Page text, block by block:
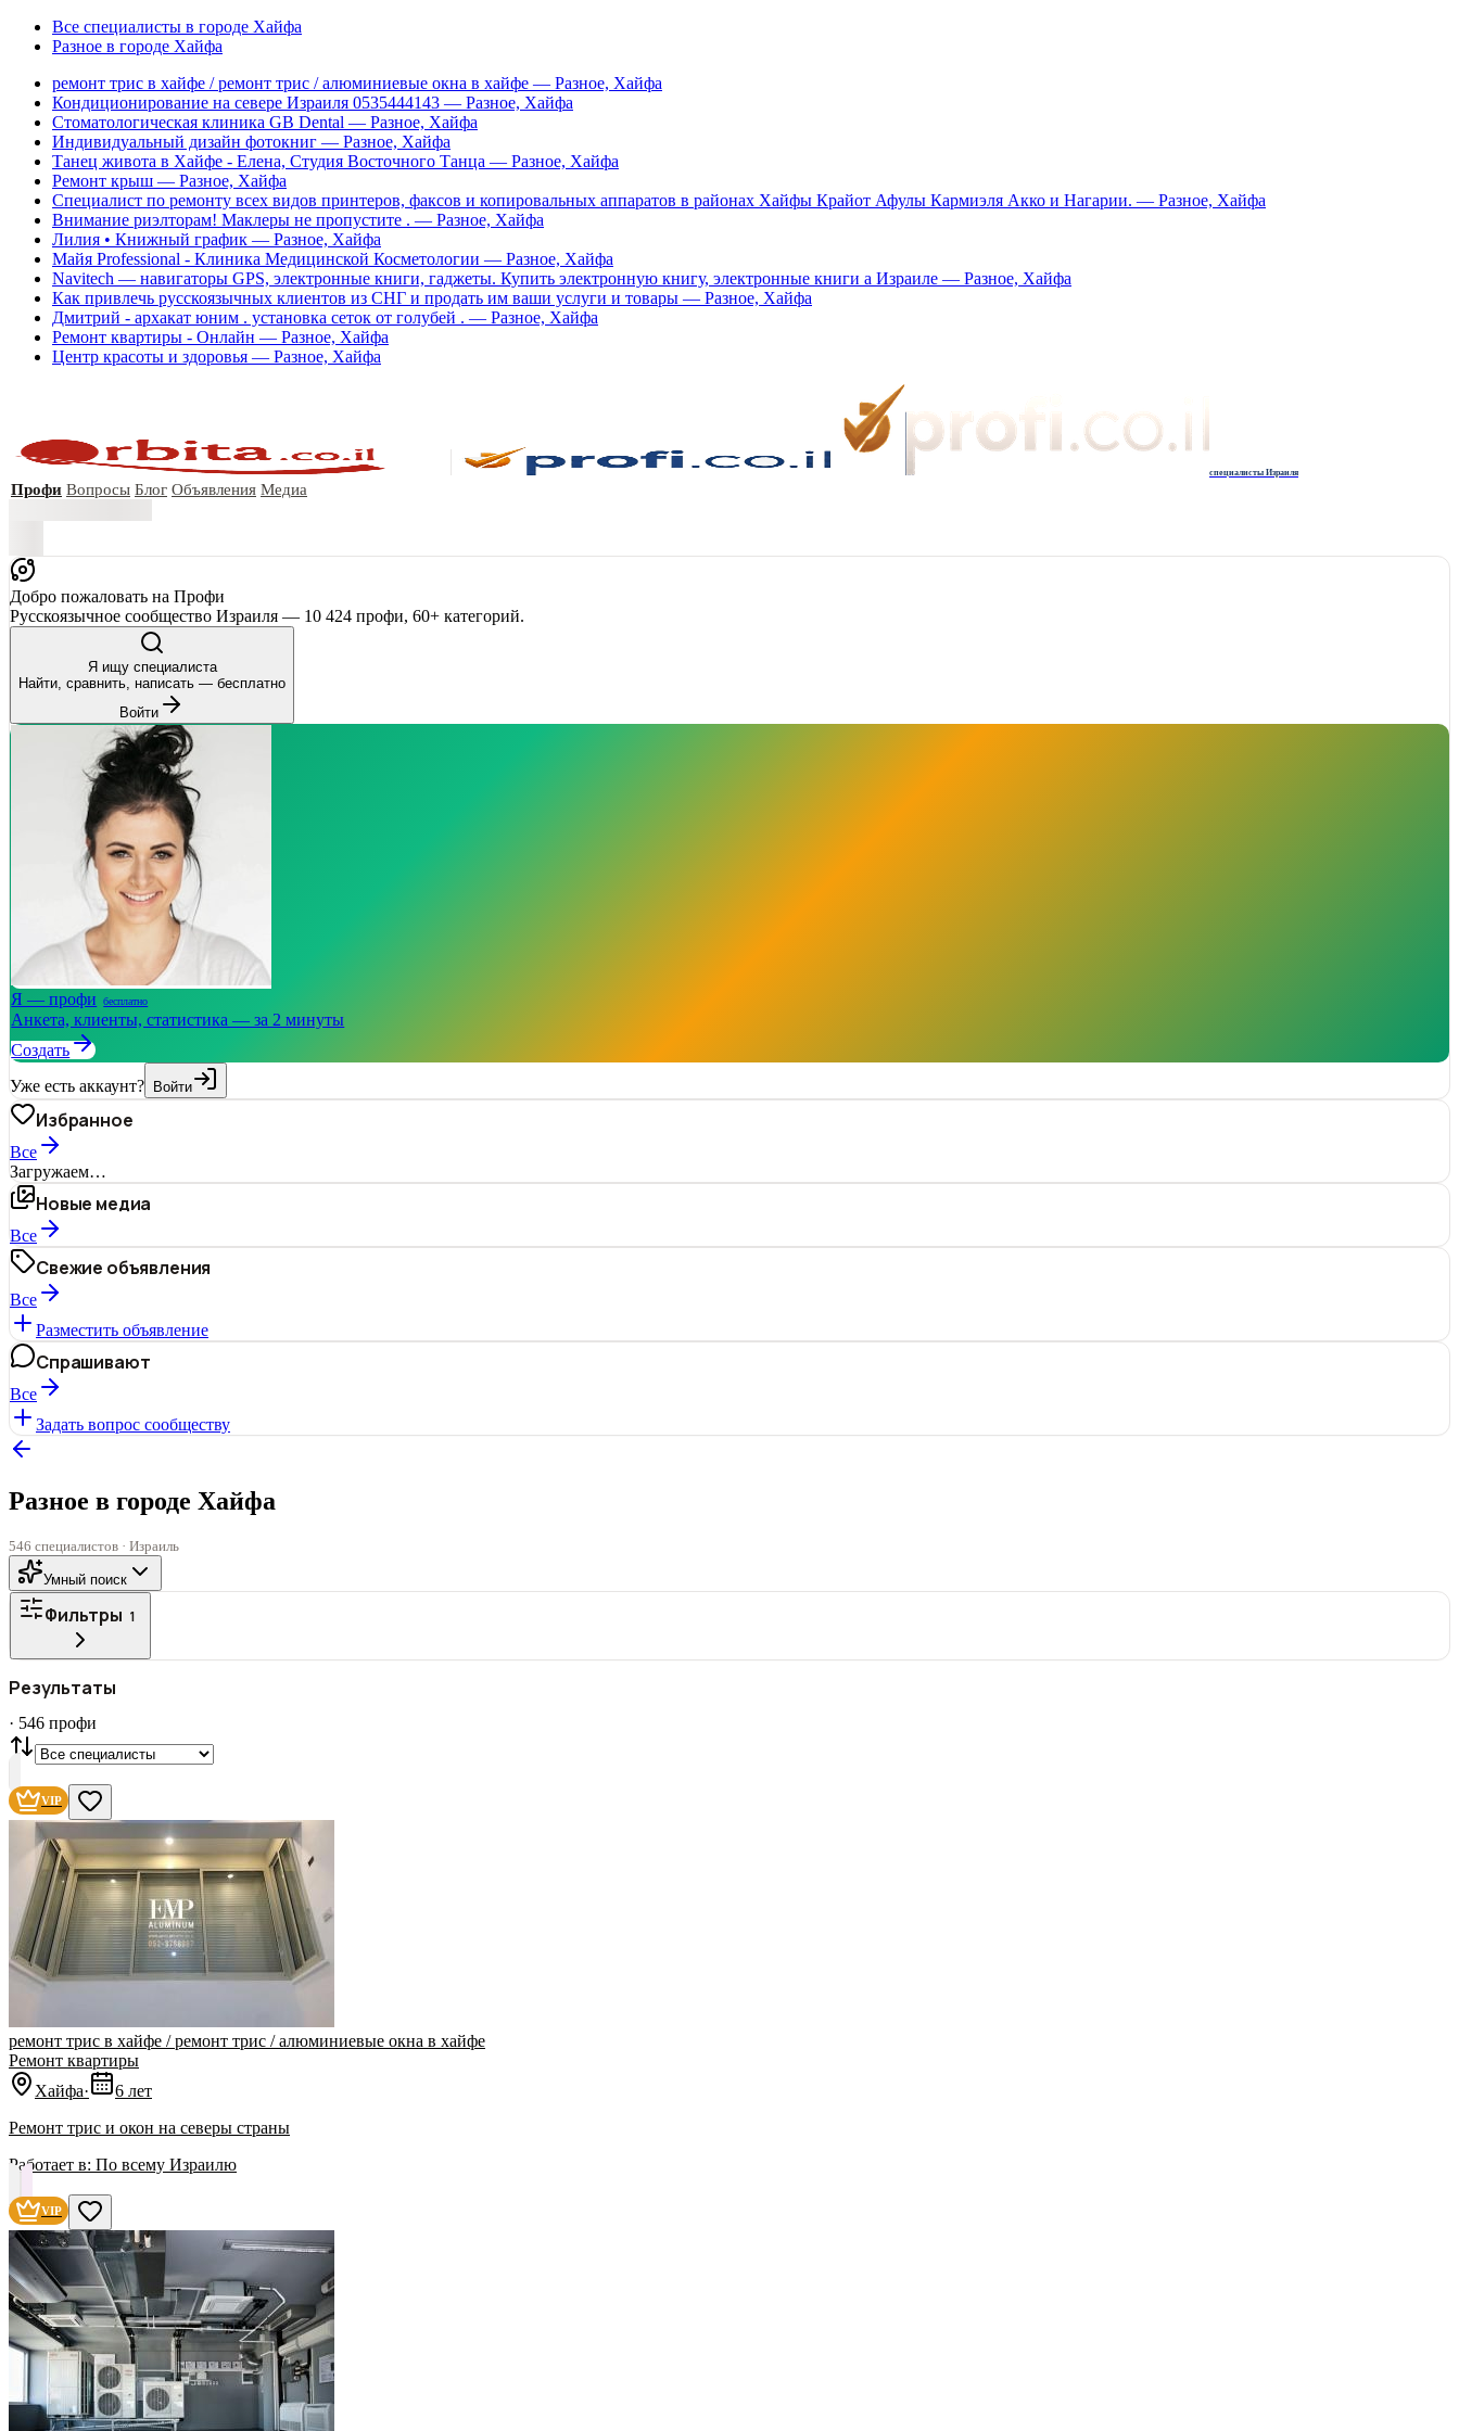
Все специалисты в городе Хайфа
Разное в городе Хайфа
ремонт трис в хайфе / ремонт трис / алюминиевые окна в хайфе — Разное, Хайфа
Кондиционирование на севере Израиля 0535444143 — Разное, Хайфа
Стоматологическая клиника GB Dental — Разное, Хайфа
Индивидуальный дизайн фотокниг — Разное, Хайфа
Танец живота в Хайфе - Елена, Студия Восточного Танца — Разное, Хайфа
Ремонт крыш — Разное, Хайфа
Специалист по ремонту всех видов принтеров, факсов и копировальных аппаратов в районах Хайфы Крайот Афулы Кармиэля Акко и Нагарии. — Разное, Хайфа
Внимание риэлторам! Маклеры не пропустите . — Разное, Хайфа
Лилия • Книжный график — Разное, Хайфа
Майя Professional - Клиника Медицинской Косметологии — Разное, Хайфа
Navitech — навигаторы GPS, электронные книги, гаджеты. Купить электронную книгу, электронные книги а Израиле — Разное, Хайфа
Как привлечь русскоязычных клиентов из СНГ и продать им ваши услуги и товары — Разное, Хайфа
Дмитрий - архакат юним . установка сеток от голубей . — Разное, Хайфа
Ремонт квартиры - Онлайн — Разное, Хайфа
Центр красоты и здоровья — Разное, Хайфа
специалисты Израиля
Профи Вопросы Блог Объявления Медиа
Добро пожаловать на Профи
Русскоязычное сообщество Израиля — 10 424 профи, 60+ категорий.
Я ищу специалиста
Найти, сравнить, написать — бесплатно
Войти
Я — профи бесплатно
Анкета, клиенты, статистика — за 2 минуты
Создать
Уже есть аккаунт? Войти
Избранное
Все
Загружаем…
Новые медиа
Все
Свежие объявления
Все
Разместить объявление
Спрашивают
Все
Задать вопрос сообществу
Разное в городе Хайфа
546 специалистов · Израиль
Умный поиск
Фильтры 1
СТАТУС
Нашли 546
Сбросить
Результаты
· 546 профи
VIP
ремонт трис в хайфе / ремонт трис / алюминиевые окна в хайфе
Ремонт квартиры
Хайфа·
6 лет
‏Ремонт трис и окон на северы страны
Работает в: По всему Израилю
VIP